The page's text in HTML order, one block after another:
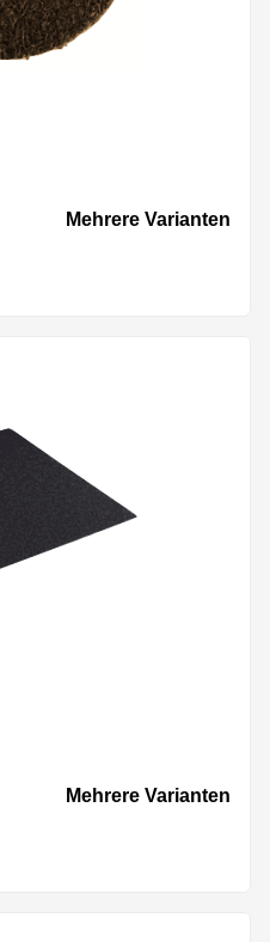
Mehrere Varianten
Mehrere Varianten